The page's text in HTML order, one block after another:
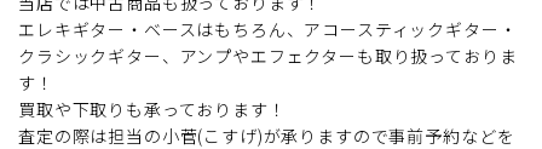
エレキギター・ベースはもちろん、アコースティックギター・
クラシックギター、アンプやエフェクターも取り扱っておりま
す！
買取や下取りも承っております！
査定の際は担当の小菅(こすげ)が承りますので事前予約などを